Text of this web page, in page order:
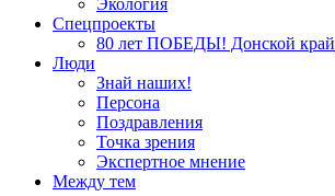
Экология
Спецпроекты
80 лет ПОБЕДЫ! Донской край
Люди
Знай наших!
Персона
Поздравления
Точка зрения
Экспертное мнение
Между тем